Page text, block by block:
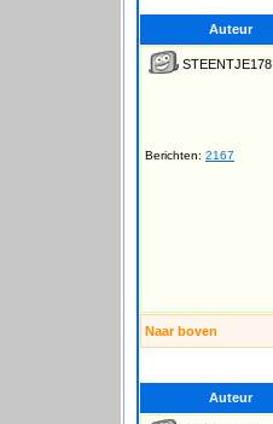
Auteur
STEENTJE178
Berichten: 2167
Naar boven
Auteur